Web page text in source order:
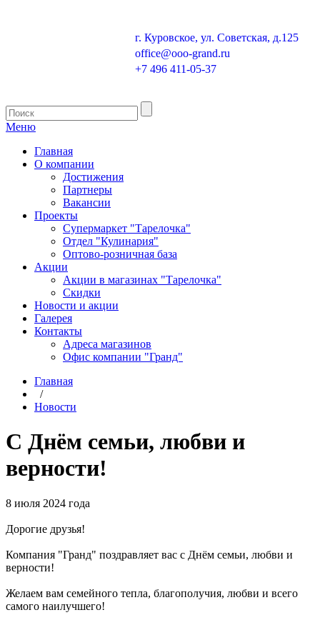
г. Куровское, ул. Советская, д.125
office@ooo-grand.ru
+7 496 411-05-37
Меню
Главная
О компании
Достижения
Партнеры
Вакансии
Проекты
Супермаркет "Тарелочка"
Отдел "Кулинария"
Оптово-розничная база
Акции
Акции в магазинах "Тарелочка"
Скидки
Новости и акции
Галерея
Контакты
Адреса магазинов
Офис компании "Гранд"
Главная
/
Новости
C Днём семьи, любви и
верности!
8 июля 2024 года
Дорогие друзья!
Компания "Гранд" поздравляет вас с Днём семьи, любви и
верности!
Желаем вам семейного тепла, благополучия, любви и всего
самого наилучшего!